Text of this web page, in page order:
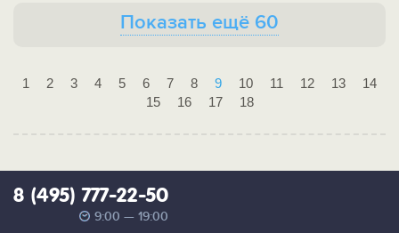
Показать ещё 60
1 2 3 4 5 6 7 8 9 10 11 12 13
14
15
16 17 18
8 (495) 777-22-50
9:00 — 19:00